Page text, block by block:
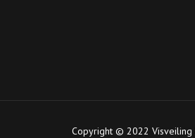
Copyright © 2022 Visveiling